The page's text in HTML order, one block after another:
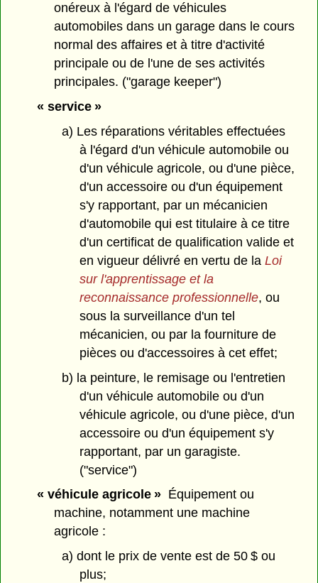
onéreux à l'égard de véhicules
automobiles dans un garage dans le cours
normal des affaires et à titre d'activité
principale ou de l'une de ses activités
principales. ("garage keeper")
« service »
a) Les réparations véritables effectuées
à l'égard d'un véhicule automobile ou
d'un véhicule agricole, ou d'une pièce,
d'un accessoire ou d'un équipement
s'y rapportant, par un mécanicien
d'automobile qui est titulaire à ce titre
d'un certificat de qualification valide et
en vigueur délivré en vertu de la Loi
sur l'apprentissage et la
reconnaissance professionnelle, ou
sous la surveillance d'un tel
mécanicien, ou par la fourniture de
pièces ou d'accessoires à cet effet;
b) la peinture, le remisage ou l'entretien
d'un véhicule automobile ou d'un
véhicule agricole, ou d'une pièce, d'un
accessoire ou d'un équipement s'y
rapportant, par un garagiste.
("service")
« véhicule agricole »Équipement ou
machine, notamment une machine
agricole :
a) dont le prix de vente est de 50 $ ou
plus;